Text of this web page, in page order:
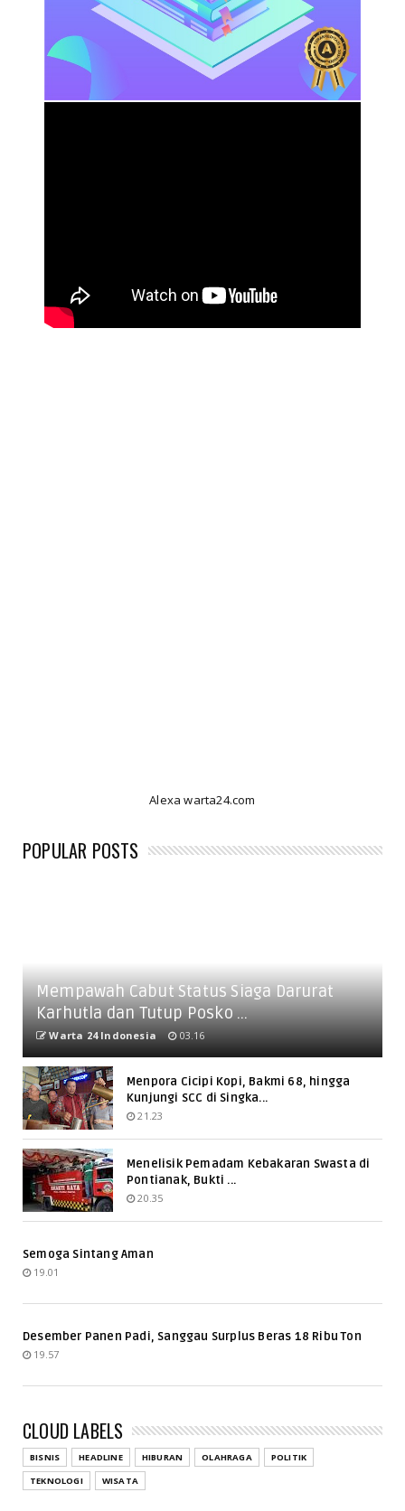
Alexa warta24.com
POPULAR POSTS
Mempawah Cabut Status Siaga Darurat
Karhutla dan Tutup Posko ...
Warta 24 Indonesia 03.16
Menpora Cicipi Kopi, Bakmi 68, hingga
Kunjungi SCC di Singka...
21.23
Menelisik Pemadam Kebakaran Swasta di
Pontianak, Bukti ...
20.35
Semoga Sintang Aman
19.01
Desember Panen Padi, Sanggau Surplus Beras 18 Ribu Ton
19.57
CLOUD LABELS
BISNIS HEADLINE HIBURAN OLAHRAGA
POLITIK
TEKNOLOGI
WISATA